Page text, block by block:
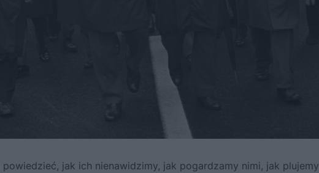
jak ich nienawidzimy, jak pogardzamy nimi, jak plujemy